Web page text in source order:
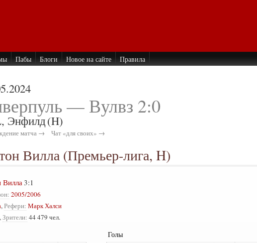
Пабы Блоги Новое на сайте Правила
— Вулвз 2:0
Энфилд(H)
матча → Чат «для своих» →
Вилла (Премьер-лига, H)
Вилла3:1
2005/2006
,Рефери: Марк Халси
Зрители: 44 479 чел.
Голы